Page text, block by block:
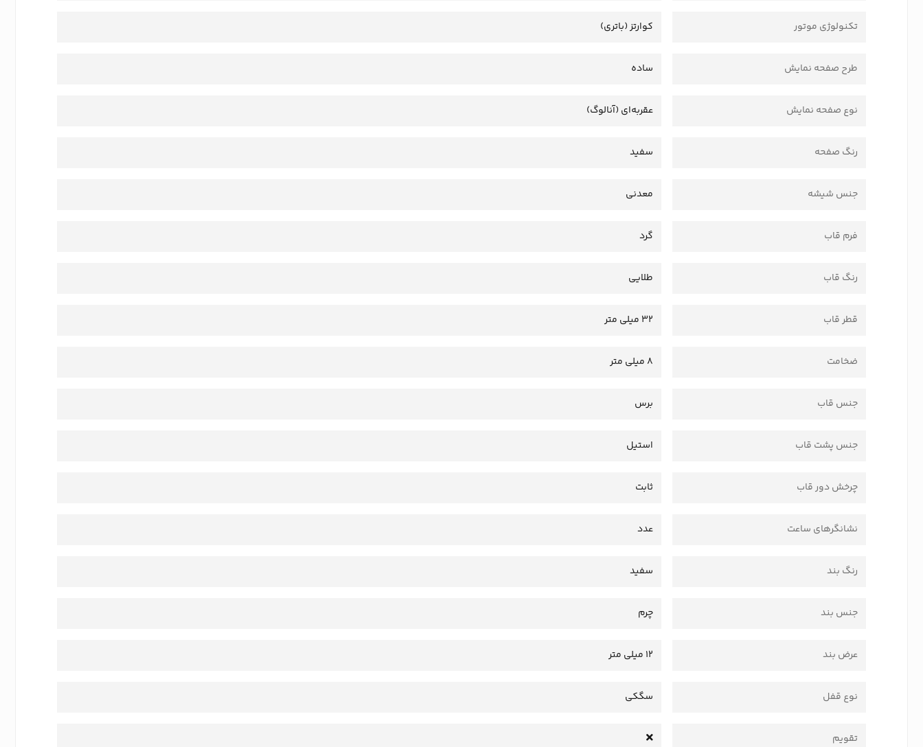
تکنولوژی موتور کوارتز (باتری)
طرح صفحه نمایش ساده
نوع صفحه نمایش عقربه‌ای (آنالوگ)
رنگ صفحه سفید
جنس شیشه معدنی
فرم قاب گرد
رنگ قاب طلایی
قطر قاب 32 میلی متر
ضخامت 8 میلی متر
جنس قاب برس
جنس پشت قاب استیل
چرخش دور قاب ثابت
نشانگرهای ساعت عدد
رنگ بند سفید
جنس بند چرم
عرض بند 12 میلی متر
نوع قفل سگکی
تقویم